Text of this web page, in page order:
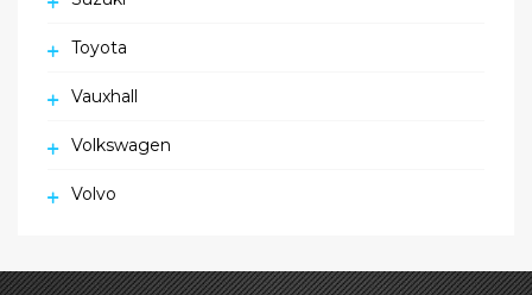
Toyota
Vauxhall
Volkswagen
Volvo